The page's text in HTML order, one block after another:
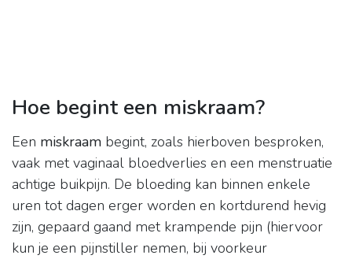
Hoe begint een miskraam?
Een miskraam begint, zoals hierboven besproken,
vaak met vaginaal bloedverlies en een menstruatie
achtige buikpijn. De bloeding kan binnen enkele
uren tot dagen erger worden en kortdurend hevig
zijn, gepaard gaand met krampende pijn (hiervoor
kun je een pijnstiller nemen, bij voorkeur